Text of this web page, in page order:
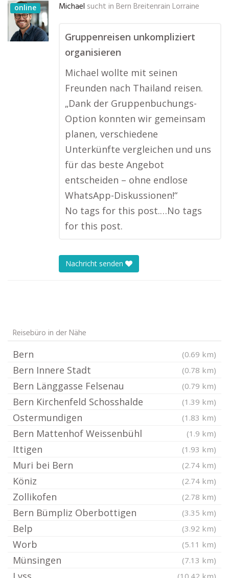
online Michael sucht in Bern Breitenrain Lorraine
Gruppenreisen unkompliziert
organisieren
Michael wollte mit seinen
Freunden nach Thailand reisen.
„Dank der Gruppenbuchungs-
Option konnten wir gemeinsam
planen, verschiedene
Unterkünfte vergleichen und uns
für das beste Angebot
entscheiden – ohne endlose
WhatsApp-Diskussionen!“
No tags for this post.…No tags
for this post.
Nachricht senden
Reisebüro in der Nähe
Bern (0.69 km)
Bern Innere Stadt (0.78 km)
Bern Länggasse Felsenau (0.79 km)
Bern Kirchenfeld Schosshalde (1.39 km)
Ostermundigen (1.83 km)
Bern Mattenhof Weissenbühl (1.9 km)
Ittigen (1.93 km)
Muri bei Bern (2.74 km)
Köniz (2.74 km)
Zollikofen (2.78 km)
Bern Bümpliz Oberbottigen (3.35 km)
Belp (3.92 km)
Worb (5.11 km)
Münsingen (7.13 km)
(10.42 km)